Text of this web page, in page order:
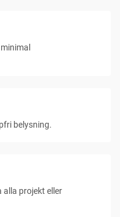
belysning.
projekt eller